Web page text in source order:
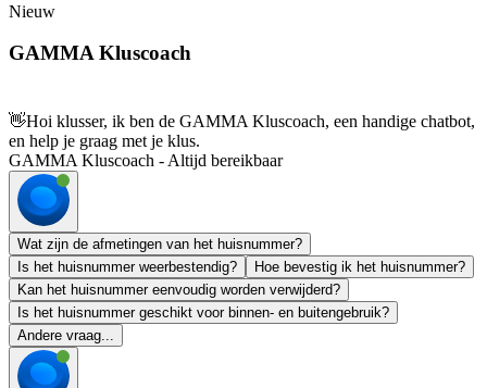
Nieuw
GAMMA Kluscoach
👋Hoi klusser, ik ben de GAMMA Kluscoach, een handige chatbot,
en help je graag met je klus.
GAMMA Kluscoach - Altijd bereikbaar
Wat zijn de afmetingen van het huisnummer?
Is het huisnummer weerbestendig?
Hoe bevestig ik het huisnummer?
Kan het huisnummer eenvoudig worden verwijderd?
Is het huisnummer geschikt voor binnen- en buitengebruik?
Andere vraag...